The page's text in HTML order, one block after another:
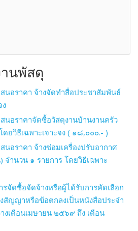
นพัสดุ
นอราคา จ้างจัดทำสื่อประชาสัมพันธ์
ง
นอราคาจัดซื้อวัสดุงานบ้านงานครัว
ยวิธีเฉพาะเจาะจง ( ๑๘,๐๐๐.- )
นอราคา จ้างซ่อมเครื่องปรับอากาศ
ำนวน ๑ รายการ โดยวิธีเฉพาะ
จัดซื้อจัดจ้างหรือผู้ได้รับการคัดเลือก
สัญญาหรือข้อตกลงเป็นหนังสือประจำ
งเดือนเมษายน ๒๕๖๙ ถึง เดือน